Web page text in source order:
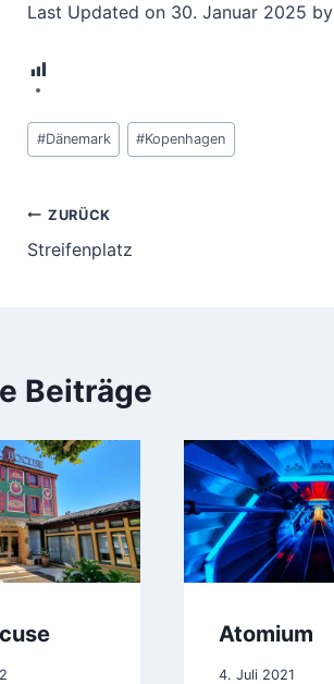
Last Updated on 30. Januar 2025 by
Schlagworte:
#Dänemark #Kopenhagen
Beitragsnavigation
ZURÜCK
Streifenplatz
Beiträge
Atomium
4. Juli 2021